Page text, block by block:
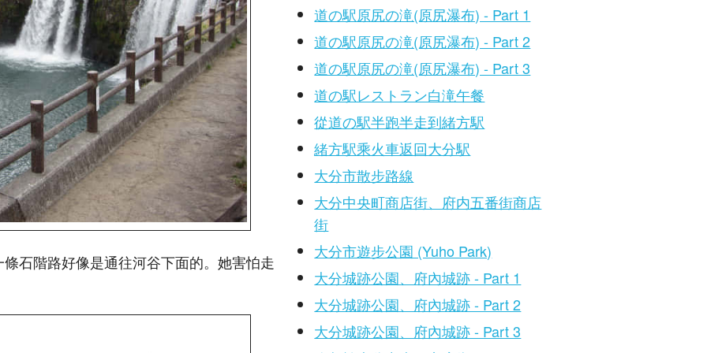
石階路好像是通往河谷下面的。她害怕走
道の駅原尻の滝(原尻瀑布) - Part 1
道の駅原尻の滝(原尻瀑布) - Part 2
道の駅原尻の滝(原尻瀑布) - Part 3
道の駅レストラン白滝午餐
從道の駅半跑半走到緒方駅
緒方駅乘火車返回大分駅
大分市散步路線
大分中央町商店街、府内五番街商店
街
大分市遊步公園 (Yuho Park)
大分城跡公園、府內城跡 - Part 1
大分城跡公園、府內城跡 - Part 2
大分城跡公園、府內城跡 - Part 3